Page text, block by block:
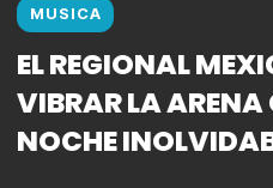
MUSICA
EL REGIONAL
VIBRAR LA
NOCHE